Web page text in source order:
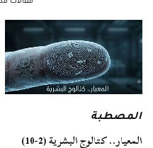
المصطبة
المعيار.. كتالوج البشرية (2-10)